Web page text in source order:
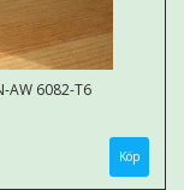
AW 6082-T6
Köp